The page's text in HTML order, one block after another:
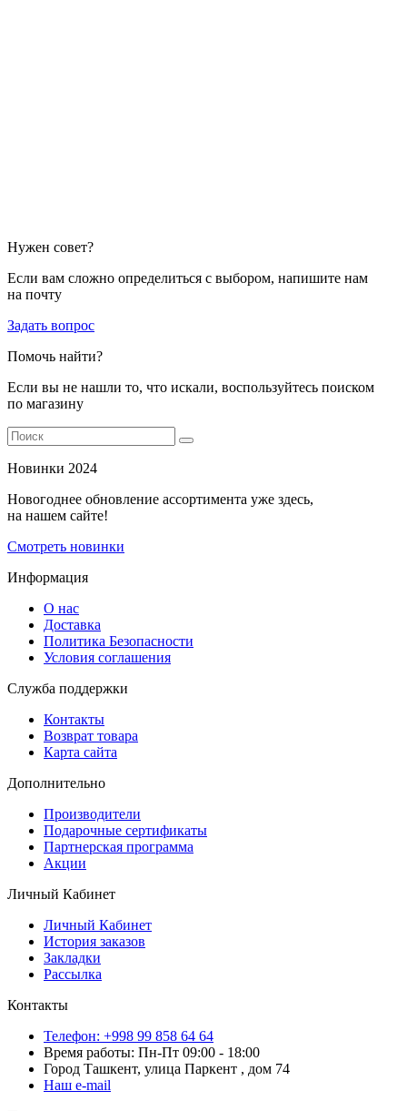
Нужен совет?
Если вам сложно определиться с выбором, напишите нам
на почту
Задать вопрос
Помочь найти?
Если вы не нашли то, что искали, воспользуйтесь поиском
по магазину
Новинки 2024
Новогоднее обновление ассортимента уже здесь,
на нашем сайте!
Смотреть новинки
Информация
О нас
Доставка
Политика Безопасности
Условия соглашения
Служба поддержки
Контакты
Возврат товара
Карта сайта
Дополнительно
Производители
Подарочные сертификаты
Партнерская программа
Акции
Личный Кабинет
Личный Кабинет
История заказов
Закладки
Рассылка
Контакты
Телефон: +998 99 858 64 64
Время работы: Пн-Пт 09:00 - 18:00
Город Ташкент, улица Паркент , дом 74
Наш e-mail